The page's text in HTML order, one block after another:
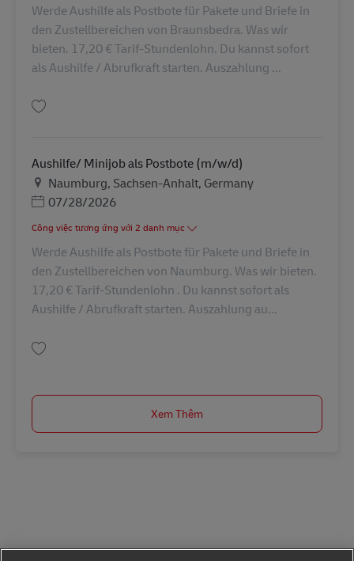
Werde Aushilfe als Postbote für Pakete und Briefe in
den Zustellbereichen von Braunsbedra. Was wir
bieten. 17,20 € Tarif-Stundenlohn. Du kannst sofort
als Aushilfe / Abrufkraft starten. Auszahlung ...
Aushilfe/ Minijob als Postbote (m/w/d)
Địa điểm
Naumburg, Sachsen-Anhalt, Germany
Posted Date
07/28/2026
Công việc tương ứng với 2 danh mục
Werde Aushilfe als Postbote für Pakete und Briefe in
den Zustellbereichen von Naumburg. Was wir bieten.
17,20 € Tarif-Stundenlohn . Du kannst sofort als
Aushilfe / Abrufkraft starten. Auszahlung au...
Xem Thêm